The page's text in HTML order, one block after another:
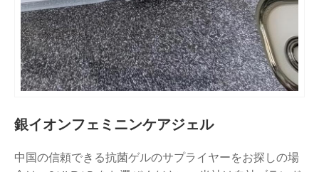
銀イオンフェミニンケアジェル
中国の信頼できる抗菌ゲルのサプライヤーをお探しの場